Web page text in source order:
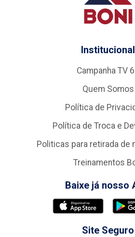
Institucional
Campanha TV
Quem Somos
Política de
Política de Troca e
Politicas para retirada de
Treinamentos
Baixe já nosso
Site Seguro